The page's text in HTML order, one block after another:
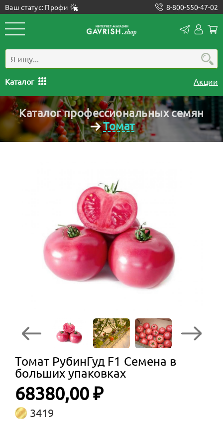
Ваш статус: Профи 8-800-550-47-02
Каталог Акции
Каталог профессиональных семян
Томат
Томат РубинГуд F1 Семена в
больших упаковках
68380,00 ₽
3419